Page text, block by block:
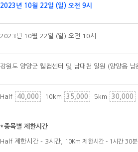
2023년 10월 22일 (일) 오전 9시
2023년 10월 22일 (일) 오전 10시
강원도 양양군 웰컴센터 및 남대천 일원 (양양읍
Half 40,000 10km 35,000 5km 30,000
*종목별 제한시간
Half 제한시간 - 3시간, 10Km 제한시간 - 1시간 30